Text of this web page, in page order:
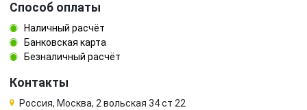
Способ оплаты
Наличный расчёт
Банковская карта
Безналичный расчёт
Контакты
Россия, Москва, 2 вольская 34 ст 22